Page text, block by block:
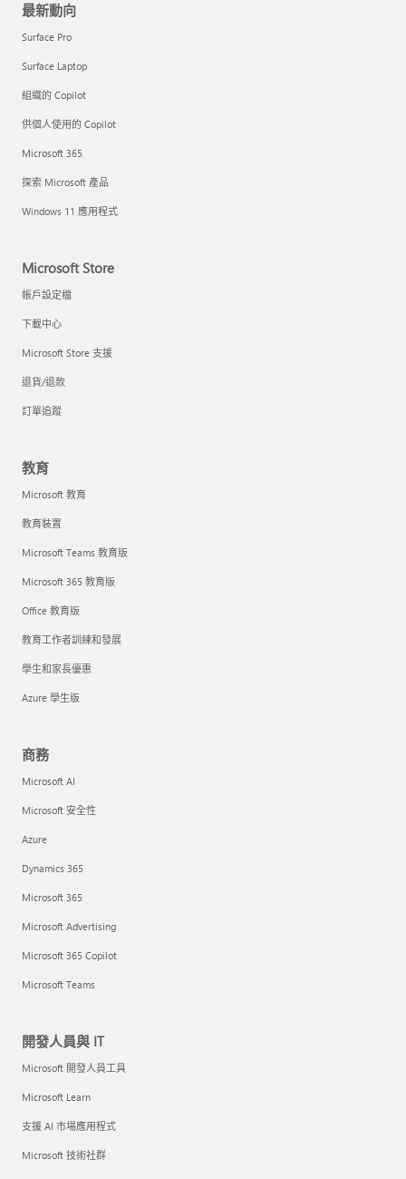
最新動向
Surface Pro
Surface Laptop
組織的 Copilot
供個人使用的 Copilot
Microsoft 365
探索 Microsoft 產品
Windows 11 應用程式
Microsoft Store
帳戶設定檔
下載中心
Microsoft Store 支援
退貨/退款
訂單追蹤
教育
Microsoft 教育
教育裝置
Microsoft Teams 教育版
Microsoft 365 教育版
Office 教育版
教育工作者訓練和發展
學生和家長優惠
Azure 學生版
商務
Microsoft AI
Microsoft 安全性
Azure
Dynamics 365
Microsoft 365
Microsoft Advertising
Microsoft 365 Copilot
Microsoft Teams
開發人員與 IT
Microsoft 開發人員工具
Microsoft Learn
支援 AI 市場應用程式
Microsoft 技術社群